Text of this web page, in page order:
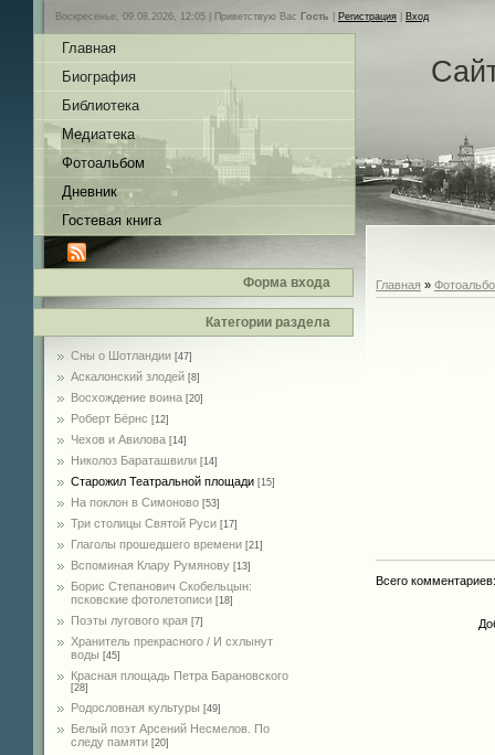
Воскресенье, 09.08.2026, 12:05 | Приветствую Вас Гость Регистрация Вход
Главная
Биография
Библиотека
Медиатека
Фотоальбом
Дневник
Гостевая книга
Форма входа
Категории раздела
Сны о Шотландии [47]
Аскалонский злодей [8]
Восхождение воина [20]
Роберт Бёрнс [12]
Чехов и Авилова [14]
Николоз Бараташвили [14]
Cтарожил Театральной площади [15]
На поклон в Симоново [53]
Три столицы Святой Руси [17]
Глаголы прошедшего времени [21]
Вспоминая Клару Румянову [13]
Борис Степанович Скобельцын:
псковские фотолетописи [18]
Поэты лугового края [7]
Хранитель прекрасного / И схлынут
воды [45]
Красная площадь Петра Барановского
[28]
Родословная культуры [49]
Белый поэт Арсений Несмелов. По
следу памяти [20]
Главная »
Всего комментариев